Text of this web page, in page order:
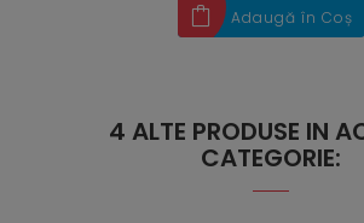
Adaugă în Coș
4 ALTE PRODUSE IN
CATEGORIE: